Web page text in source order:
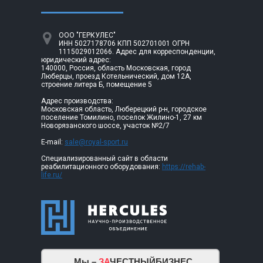
ООО "ГЕРКУЛЕС"
ИНН 5027178706 КПП 502701001 ОГРН
1115029012066. Адрес для корреспонденции,
юридический адрес:
140000, Россия, область Московская, город
Люберцы, проезд Котельнический, дом 12А,
строение литера Б, помещение 5
Адрес производства:
Московская область, Люберецкий р-н, городское
поселение Томилино, поселок Жилино-1, 27 км
Новорязанского шоссе, участок №2/7
E-mail: sale@royal-sport.ru
Специализированный сайт в области
реабилитационного оборудования: https://rehab-
life.ru/